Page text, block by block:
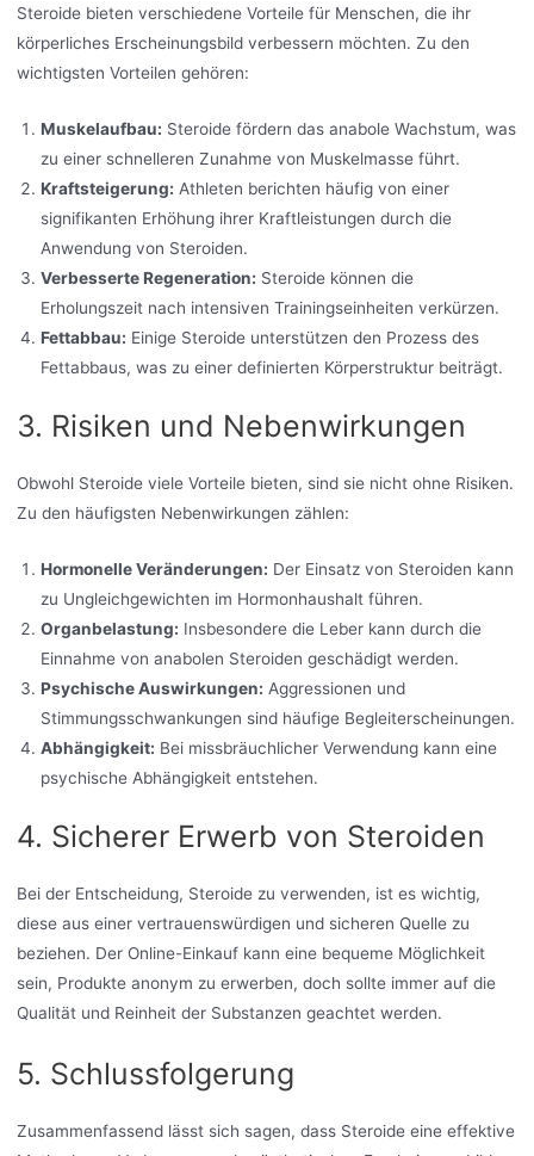
Steroide bieten verschiedene Vorteile für Menschen, die ihr
körperliches Erscheinungsbild verbessern möchten. Zu den
wichtigsten Vorteilen gehören:
Muskelaufbau: Steroide fördern das anabole Wachstum, was
zu einer schnelleren Zunahme von Muskelmasse führt.
Kraftsteigerung: Athleten berichten häufig von einer
signifikanten Erhöhung ihrer Kraftleistungen durch die
Anwendung von Steroiden.
Verbesserte Regeneration: Steroide können die
Erholungszeit nach intensiven Trainingseinheiten verkürzen.
Fettabbau: Einige Steroide unterstützen den Prozess des
Fettabbaus, was zu einer definierten Körperstruktur beiträgt.
3. Risiken und Nebenwirkungen
Obwohl Steroide viele Vorteile bieten, sind sie nicht ohne Risiken.
Zu den häufigsten Nebenwirkungen zählen:
Hormonelle Veränderungen: Der Einsatz von Steroiden kann
zu Ungleichgewichten im Hormonhaushalt führen.
Organbelastung: Insbesondere die Leber kann durch die
Einnahme von anabolen Steroiden geschädigt werden.
Psychische Auswirkungen: Aggressionen und
Stimmungsschwankungen sind häufige Begleiterscheinungen.
Abhängigkeit: Bei missbräuchlicher Verwendung kann eine
psychische Abhängigkeit entstehen.
4. Sicherer Erwerb von Steroiden
Bei der Entscheidung, Steroide zu verwenden, ist es wichtig,
diese aus einer vertrauenswürdigen und sicheren Quelle zu
beziehen. Der Online-Einkauf kann eine bequeme Möglichkeit
sein, Produkte anonym zu erwerben, doch sollte immer auf die
Qualität und Reinheit der Substanzen geachtet werden.
5. Schlussfolgerung
Zusammenfassend lässt sich sagen, dass Steroide eine effektive